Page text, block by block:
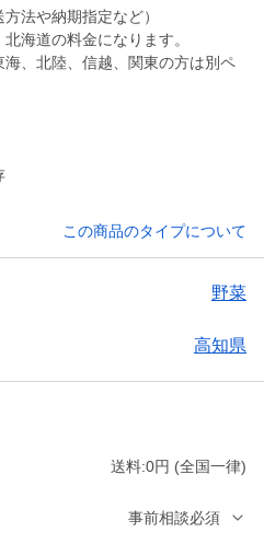
法や納期指定など）
海道の料金になります。
、北陸、信越、関東の方は別ペ
この商品のタイプについて
野菜
高知県
送料:0円 (全国一律)
事前相談必須